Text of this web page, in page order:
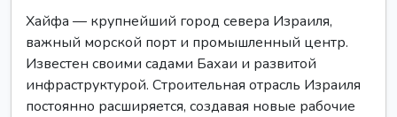
Хайфа — крупнейший город севера Израиля,
важный морской порт и промышленный центр.
Известен своими садами Бахаи и развитой
инфраструктурой. Строительная отрасль Израиля
постоянно расширяется, создавая новые рабочие